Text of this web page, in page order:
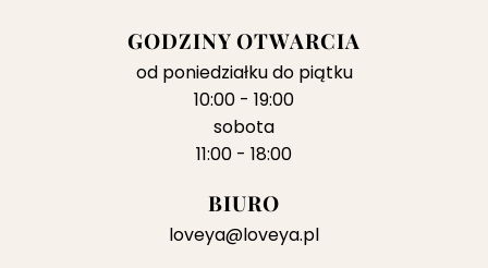
GODZINY OTWARCIA
od poniedziałku do piątku
10:00 - 19:00
sobota
11:00 - 18:00
BIURO
loveya@loveya.pl